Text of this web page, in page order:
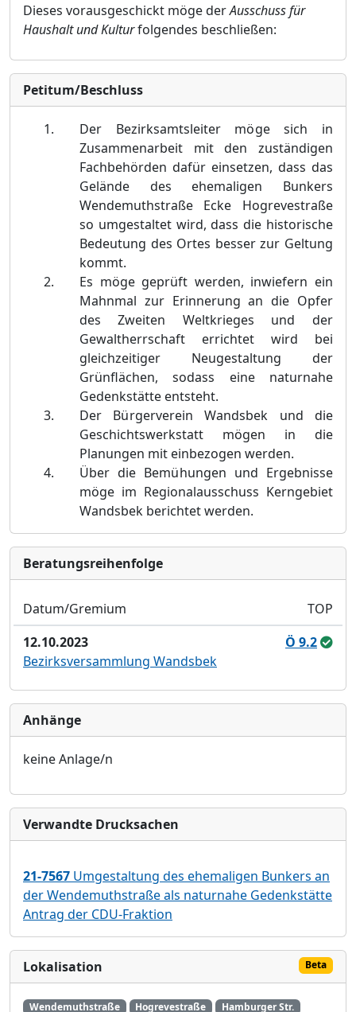
Dieses vorausgeschickt möge derAusschuss für
Haushalt und Kulturfolgendes beschließen:
Petitum/Beschluss
Der Bezirksamtsleiter möge sich in
Zusammenarbeit mit den zuständigen
Fachbehörden dafür einsetzen, dass das
Gelände des ehemaligen Bunkers
Wendemuthstraße Ecke Hogrevestraße
so umgestaltet wird, dass die historische
Bedeutung des Ortes besser zur Geltung
kommt.
Es möge geprüft werden, inwiefern ein
Mahnmal zur Erinnerung an die Opfer
des Zweiten Weltkrieges und der
Gewaltherrschaft errichtet wird bei
gleichzeitiger Neugestaltung der
Grünflächen, sodass eine naturnahe
Gedenkstätte entsteht.
Der Bürgerverein Wandsbek und die
Geschichtswerkstatt mögen in die
Planungen mit einbezogen werden.
Über die Bemühungen und Ergebnisse
möge im Regionalausschuss Kerngebiet
Wandsbek berichtet werden.
Bera­tungs­reihen­folge
Datum/Gremium
TOP
12.10.2023
Ö 9.2
Bezirksversammlung Wandsbek
Anhänge
keine Anlage/n
Verwandte Drucksachen
21-7567 Umgestaltung des ehemaligen Bunkers an
der Wendemuthstraße als naturnahe Gedenkstätte
Antrag der CDU-Fraktion
Lokalisation Beta
Wendemuthstraße Hogrevestraße Hamburger Str.